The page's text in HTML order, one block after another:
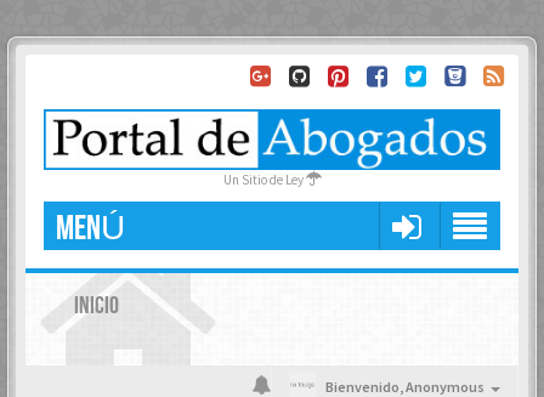
Un Sitio de Ley
MENÚ
INICIO
Bienvenido,Anonymous